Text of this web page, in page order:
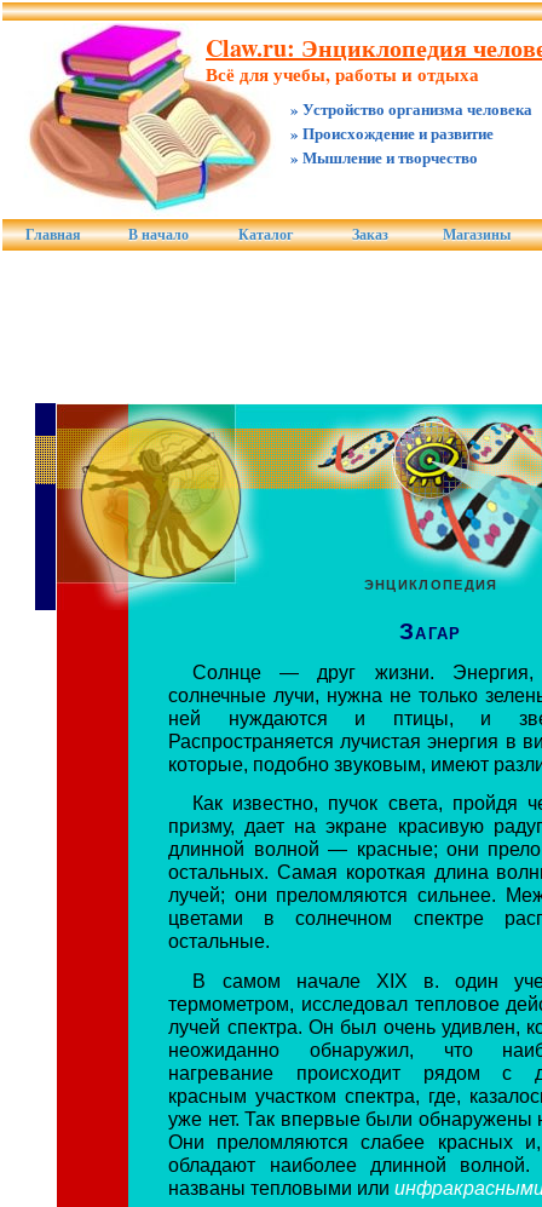
Claw.ru: Энциклопедия
Всё для учебы, работы и отдыха
» Устройство организма человека
» Происхождение и развитие
» Мышление и творчество
Главная В начало Каталог Заказ Магазины
ЭНЦИКЛОПЕДИЯ
Загар
Солнце — друг жизни. Энергия,
солнечные лучи, нужна не только
ней нуждаются и птицы, и
Распространяется лучистая энергия в
которые, подобно звуковым, имеют
Как известно, пучок света, пройдя
призму, дает на экране красивую
длинной волной — красные; они
остальных. Самая короткая длина
лучей; они преломляются сильнее.
цветами в солнечном спектре
остальные.
В самом начале XIX в. один
термометром, исследовал тепловое
лучей спектра. Он был очень удивлен,
неожиданно обнаружил, что
нагревание происходит рядом с
красным участком спектра, где,
уже нет. Так впервые были обнаружены
Они преломляются слабее красных и,
обладают наиболее длинной
названы тепловыми или